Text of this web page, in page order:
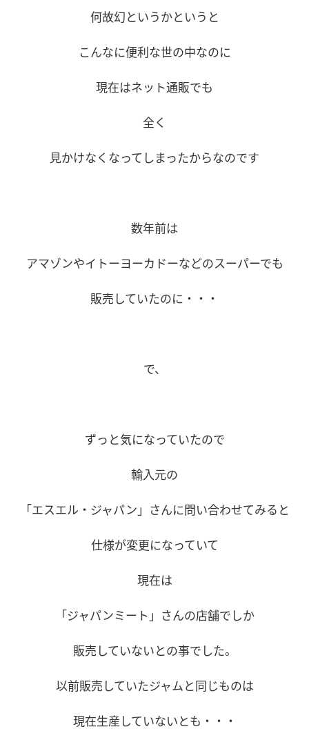
何故幻というかというと
こんなに便利な世の中なのに
現在はネット通販でも
全く
見かけなくなってしまったからなのです
数年前は
アマゾンやイトーヨーカドーなどのスーパーでも
販売していたのに・・・
で、
ずっと気になっていたので
輸入元の
「エスエル・ジャパン」さんに問い合わせてみると
仕様が変更になっていて
現在は
「ジャパンミート」さんの店舗でしか
販売していないとの事でした。
以前販売していたジャムと同じものは
現在生産していないとも・・・